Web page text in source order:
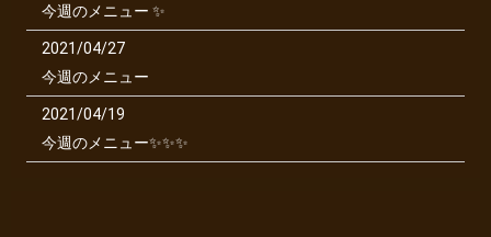
今週のメニュー ✨
2021/04/27
今週のメニュー
2021/04/19
今週のメニュー✨✨✨